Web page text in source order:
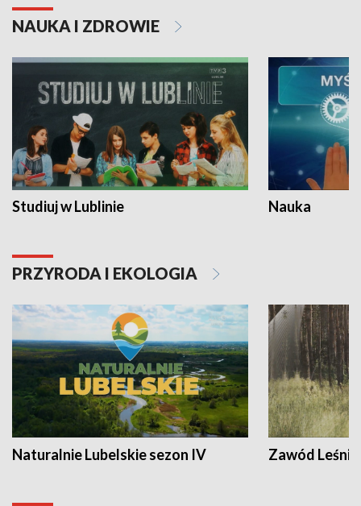
NAUKA I ZDROWIE
Studiuj w Lublinie Nauka
PRZYRODA I EKOLOGIA
Naturalnie Lubelskie sezon IV Zawód Leśnik